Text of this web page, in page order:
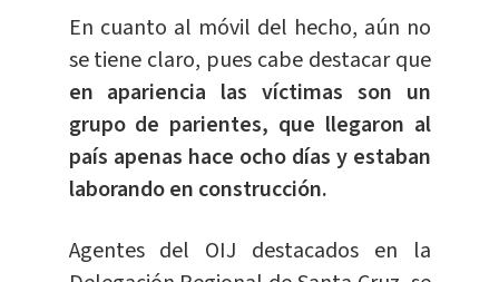
En cuanto al móvil del hecho, aún no
se tiene claro, pues cabe destacar que
en apariencia las víctimas son un
grupo de parientes, que llegaron al
país apenas hace ocho días y estaban
laborando en construcción.
Agentes del OIJ destacados en la